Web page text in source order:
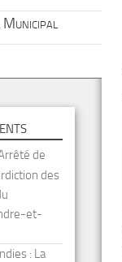
Municipal
de
des
et-
: La